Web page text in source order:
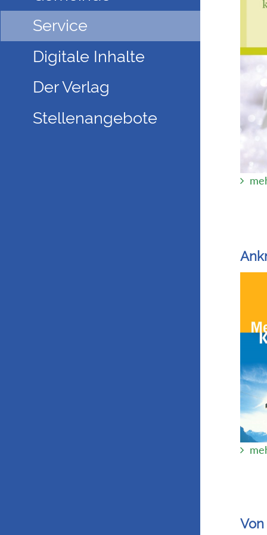
Service
Digitale Inhalte
Der Verlag
Stellenangebote